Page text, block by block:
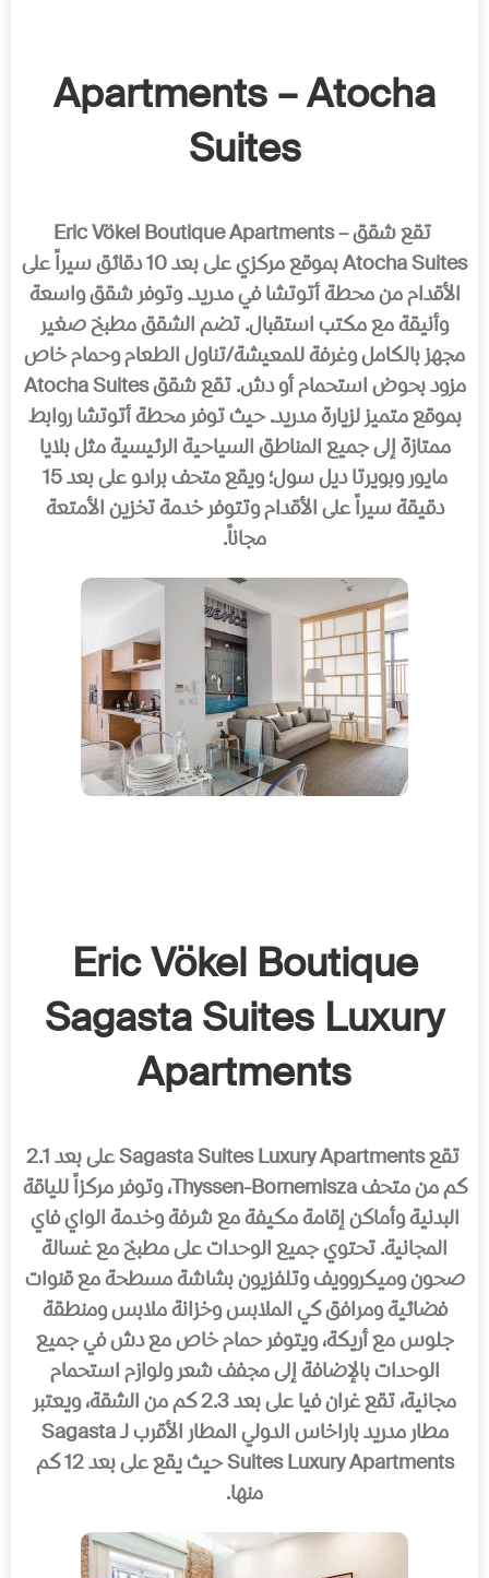
Apartments – Atocha
Suites
تقع شقق Eric Vökel Boutique Apartments –
Atocha Suites بموقع مركزي على بعد 10 دقائق سیراً على
الأقدام من محطة أتوتشا في مدرید. وتوفر شقق واسعة
وأنیقة مع مكتب استقبال. تضم الشقق مطبخ صغیر
مجھز بالكامل وغرفة للمعیشة/تناول الطعام وحمام خاص
مزود بحوض استحمام أو دش. تقع شقق Atocha Suites
بموقع متمیز لزیارة مدرید. حیث توفر محطة أتوتشا روابط
ممتازة إلى جمیع المناطق السیاحیة الرئیسیة مثل بلایا
مایور وبویرتا دیل سول؛ ویقع متحف برادو على بعد 15
دقیقة سیراً على الأقدام وتتوفر خدمة تخزین الأمتعة
مجاناً.
Eric Vökel Boutique
Sagasta Suites Luxury
Apartments
تقع Sagasta Suites Luxury Apartments على بعد 2.1
كم من متحف Thyssen-Bornemisza، وتوفر مركزاً للیاقة
البدنیة وأماكن إقامة مكیفة مع شرفة وخدمة الواي فاي
المجانیة. تحتوي جمیع الوحدات على مطبخ مع غسالة
صحون ومیكروویف وتلفزیون بشاشة مسطحة مع قنوات
فضائیة ومرافق كي الملابس وخزانة ملابس ومنطقة
جلوس مع أریكة، ویتوفر حمام خاص مع دش في جمیع
الوحدات بالإضافة إلى مجفف شعر ولوازم استحمام
مجانیة، تقع غران فیا على بعد 2.3 كم من الشقة، ویعتبر
مطار مدرید باراخاس الدولي المطار الأقرب لـ Sagasta
Suites Luxury Apartments حیث یقع على بعد 12 كم
منھا.